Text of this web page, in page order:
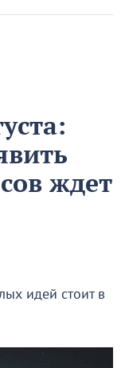
ждет
идей стоит в